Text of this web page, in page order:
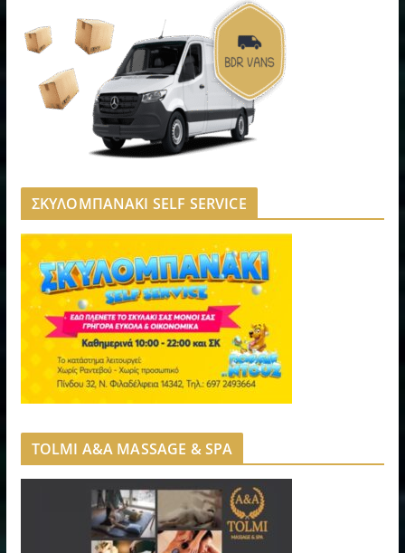
ΣΚΥΛΟΜΠΑΝΑΚΙ SELF SERVICE
TOLMI A&A MASSAGE & SPA